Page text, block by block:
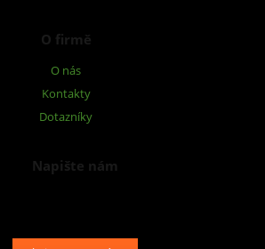
O firmě
O nás
Kontakty
Dotazníky
Napište nám